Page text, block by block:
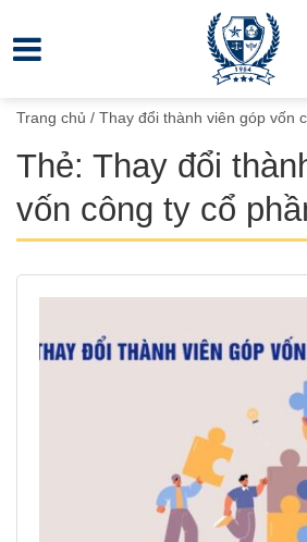
Trang chủ / Thay đổi thành viên góp vốn
Thẻ: Thay đổi
vốn công ty cổ